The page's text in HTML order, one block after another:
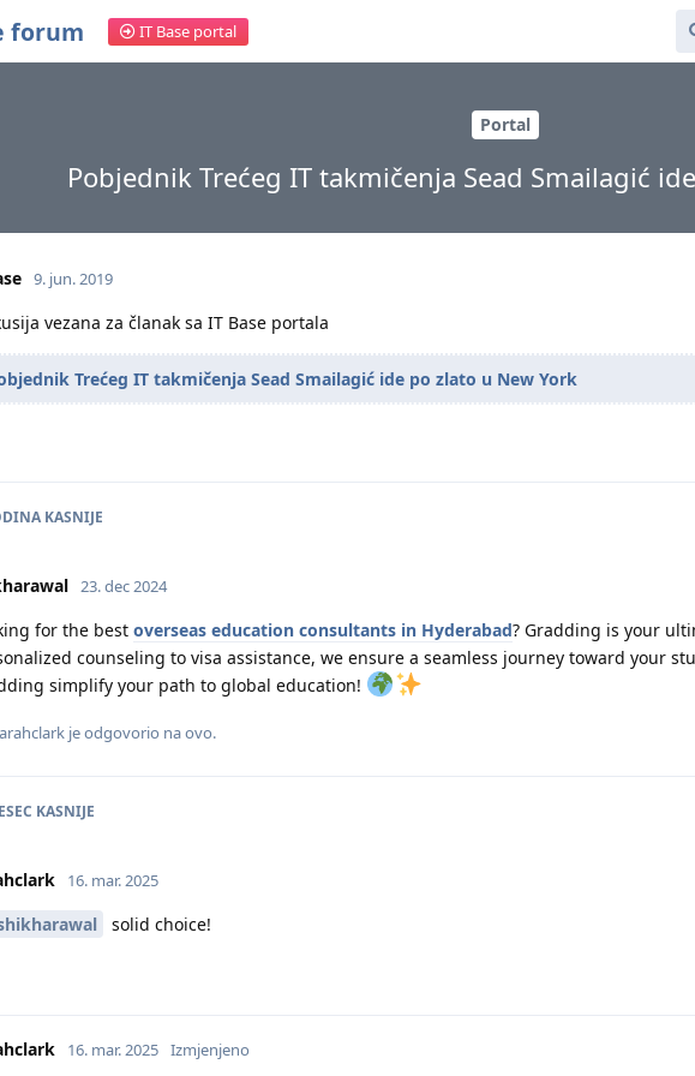
forum IT Base portal
Portal
Pobjednik Trećeg IT takmičenja Sead Smailagić
9. jun. 2019
vezana za članak sa IT Base portala
Trećeg IT takmičenja Sead Smailagić ide po zlato u New York
KASNIJE
23. dec 2024
for the best overseas education consultants in Hyderabad? Gradding is your
counseling to visa assistance, we ensure a seamless journey toward your
simplify your path to global education!
je odgovorio na ovo.
KASNIJE
16. mar. 2025
solid choice!
16. mar. 2025 Izmjenjeno